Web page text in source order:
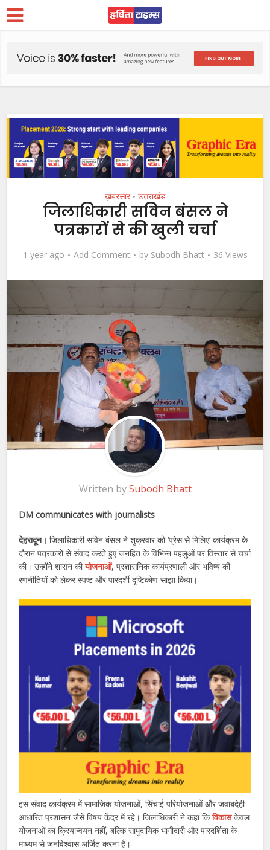
ख़बरसार • उत्तराखंड
जिलाधिकारी सविन बंसल ने
पत्रकारों से की खुली चर्चा
1 year ago Add Comment by Subodh Bhatt 36 Views
Written bySubodh Bhatt
DM communicates with journalists
देहरादून।जिलाधिकारी सविन बंसल ने शुक्रवार को ‘प्रेस से मिलिए’ कार्यक्रम के
दौरान पत्रकारों से संवाद करते हुए जनहित के विभिन्न पहलुओं पर विस्तार से चर्चा
की। उन्होंने शासन कीयोजनाओं, प्रशासनिक कार्यप्रणाली और भविष्य की
रणनीतियों को लेकर स्पष्ट और पारदर्शी दृष्टिकोण साझा किया।
इस संवाद कार्यक्रम में सामाजिक योजनाओं, सिंचाई परियोजनाओं और जवाबदेही
आधारित प्रशासन जैसे विषय केंद्र में रहे। जिलाधिकारी ने कहा किविकासकेवल
योजनाओं का क्रियान्वयन नहीं, बल्कि सामुदायिक भागीदारी और पारदर्शिता के
माध्यम से जनविश्वास अर्जित करना है।